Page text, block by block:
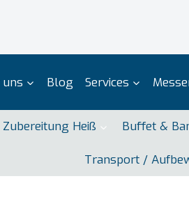
Blog Services
Zubereitung Heiß Buffet &
Transport /